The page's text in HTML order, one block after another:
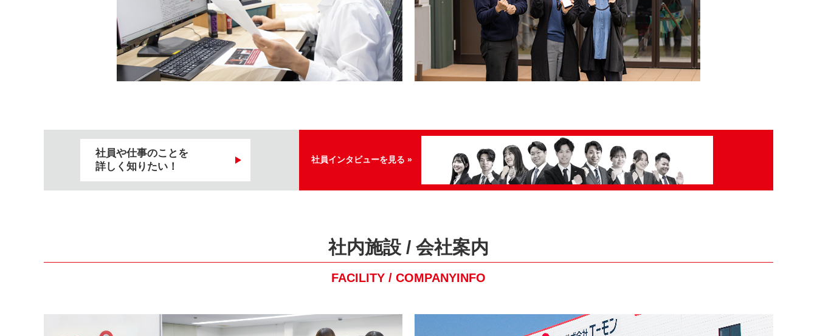
社員や仕事のことを
詳しく知りたい！
社員インタビューを見る »
社内施設 / 会社案内
FACILITY / COMPANYINFO